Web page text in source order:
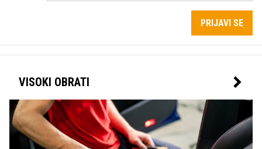
PRIJAVI SE
VISOKI OBRATI